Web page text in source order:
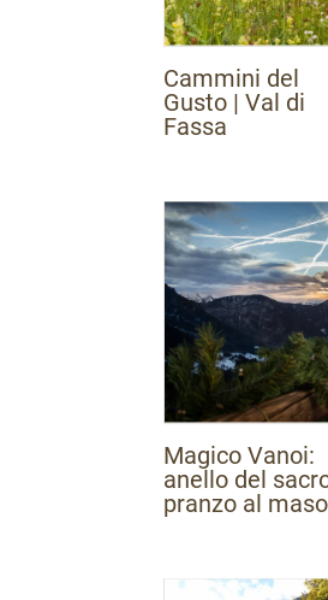
Cammini del
Gusto | Val di
Fassa
Magico Vanoi:
anello del
pranzo al maso